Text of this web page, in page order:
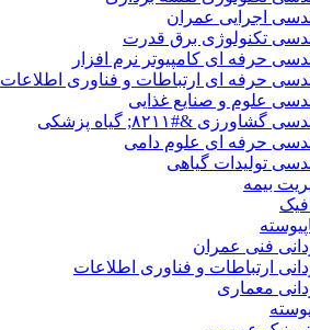
اجرایی عمران
تکنولوژی برق قدرت
حرفه ای کامپیوتر نرم افزار
حرفه ای ارتباطات و فناوری اطلاعات
علوم و صنایع غذایی
گشاورزی &#۸۲۱۱; گیاه پزشکی
حرفه ای علوم دامی
تولیدات گیاهی
بیمه
فنی عمران
ارتباطات و فناوری اطلاعات
معماری